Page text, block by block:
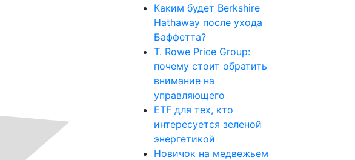
Каким будет Berkshire
Hathaway после ухода
Баффетта?
T. Rowe Price Group:
почему стоит обратить
внимание на
управляющего
ETF для тех, кто
интересуется зеленой
энергетикой
Новичок на медвежьем